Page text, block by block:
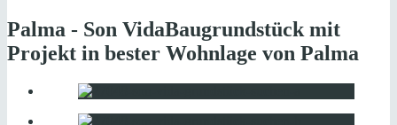
Palma - Son VidaBaugrundstück mit
Projekt in bester Wohnlage von Palma